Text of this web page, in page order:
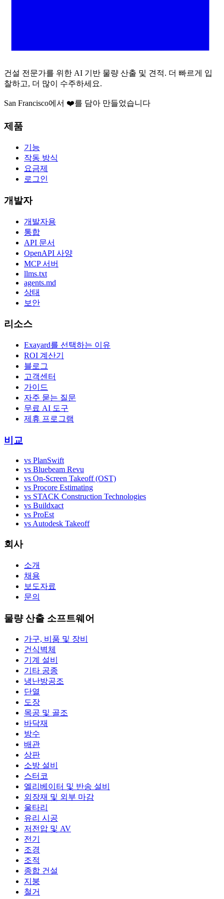
건설 전문가를 위한 AI 기반 물량 산출 및 견적. 더 빠르게 입
찰하고, 더 많이 수주하세요.
San Francisco에서 ❤️를 담아 만들었습니다
제품
기능
작동 방식
요금제
로그인
개발자
개발자용
통합
API 문서
OpenAPI 사양
MCP 서버
llms.txt
agents.md
상태
보안
리소스
Exayard를 선택하는 이유
ROI 계산기
블로그
고객센터
가이드
자주 묻는 질문
무료 AI 도구
제휴 프로그램
비교
vs PlanSwift
vs Bluebeam Revu
vs On-Screen Takeoff (OST)
vs Procore Estimating
vs STACK Construction Technologies
vs Buildxact
vs ProEst
vs Autodesk Takeoff
회사
소개
채용
보도자료
문의
물량 산출 소프트웨어
가구, 비품 및 장비
건식벽체
기계 설비
기타 공종
냉난방공조
단열
도장
목공 및 골조
바닥재
방수
배관
상판
소방 설비
스터코
엘리베이터 및 반송 설비
외장재 및 외부 마감
울타리
유리 시공
저전압 및 AV
전기
조경
조적
종합 건설
지붕
철거